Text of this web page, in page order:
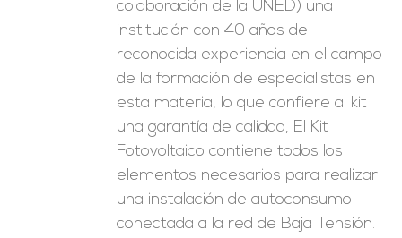
colaboración de la UNED) una
institución con 40 años de
reconocida experiencia en el campo
de la formación de especialistas en
esta materia, lo que confiere al kit
una garantía de calidad, El Kit
Fotovoltaico contiene todos los
elementos necesarios para realizar
una instalación de autoconsumo
conectada a la red de Baja Tensión.